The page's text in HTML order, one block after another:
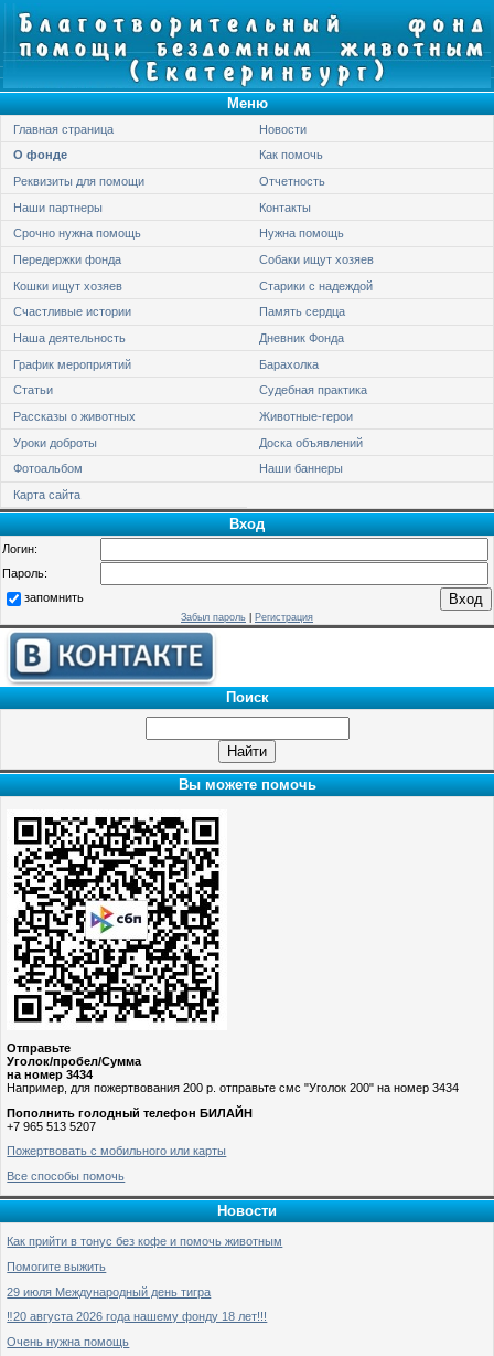
Меню
Главная страница
Новости
О фонде
Как помочь
Реквизиты для помощи
Отчетность
Наши партнеры
Контакты
Срочно нужна помощь
Нужна помощь
Передержки фонда
Собаки ищут хозяев
Кошки ищут хозяев
Старики с надеждой
Счастливые истории
Память сердца
Наша деятельность
Дневник Фонда
График мероприятий
Барахолка
Статьи
Судебная практика
Рассказы о животных
Животные-герои
Уроки доброты
Доска объявлений
Фотоальбом
Наши баннеры
Карта сайта
Вход
Логин:
Пароль:
запомнить
Забыл пароль Регистрация
Поиск
Вы можете помочь
Отправьте
Уголок/пробел/Сумма
на номер 3434
Например, для пожертвования 200 р. отправьте смс "Уголок 200" на номер 3434
Пополнить голодный телефон БИЛАЙН
+7 965 513 5207
Пожертвовать с мобильного или карты
Все способы помочь
Новости
Как прийти в тонус без кофе и помочь животным
Помогите выжить
29 июля Международный день тигра
‼️20 августа 2026 года нашему фонду 18 лет!!!
Очень нужна помощь